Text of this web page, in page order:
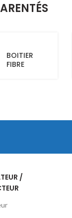
BOITIER
FIBRE
/